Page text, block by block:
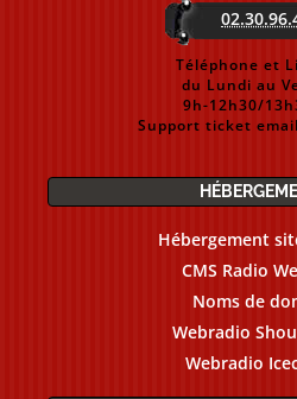
Téléphone et
du Lundi au
9h-12h30/
Support ticket
Hébergement
CMS Radio
Noms de
Webradio
Webradio